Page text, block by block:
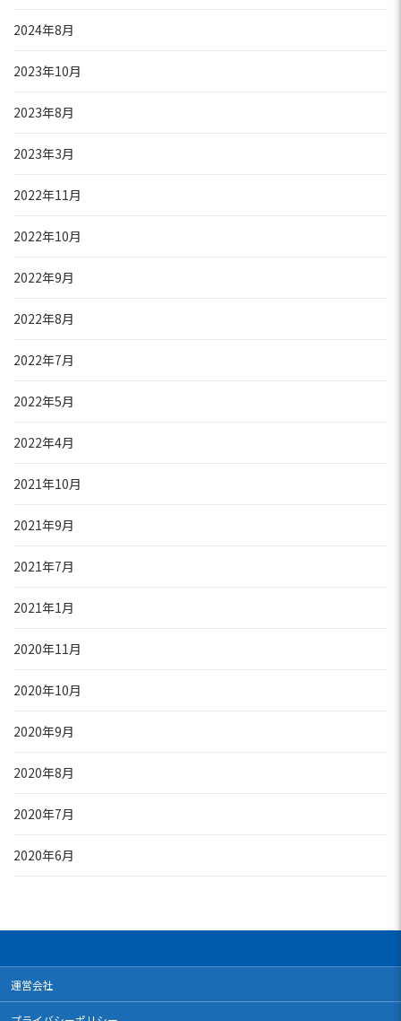
2024年8月
2023年10月
2023年8月
2023年3月
2022年11月
2022年10月
2022年9月
2022年8月
2022年7月
2022年5月
2022年4月
2021年10月
2021年9月
2021年7月
2021年1月
2020年11月
2020年10月
2020年9月
2020年8月
2020年7月
2020年6月
運営会社